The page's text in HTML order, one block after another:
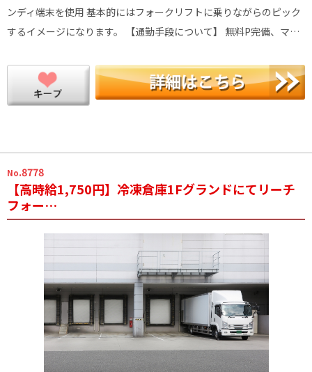
ンディ端末を使用 基本的にはフォークリフトに乗りながらのピック
するイメージになります。 【通勤手段について】 無料P完備、マ…
No.8778
【高時給1,750円】冷凍倉庫1Fグランドにてリーチ
フォー…